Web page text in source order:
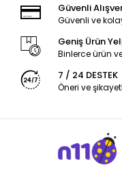
Güvenli
Güvenli ve
Geniş Ürün
Binlerce ürün
7 / 24 DESTEK
Öneri ve